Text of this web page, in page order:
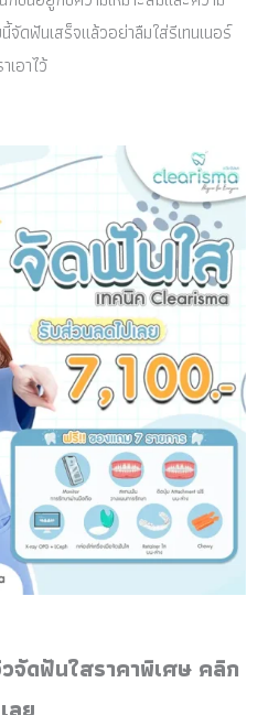
ดฟันเสร็จแล้วอย่าลืมใส่รีเทนเนอร์
อาไว้
จัดฟันใสราคาพิเศษ คลิก